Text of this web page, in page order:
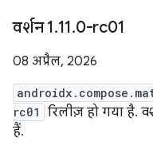
वर्शन 1.11.0-rc01
08 अप्रैल, 2026
rc01
रिलीज़ हो गया है.
हैं.